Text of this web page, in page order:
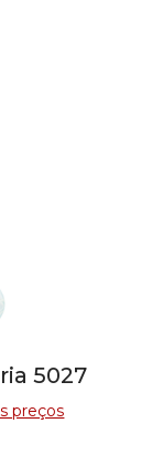
5027
preços